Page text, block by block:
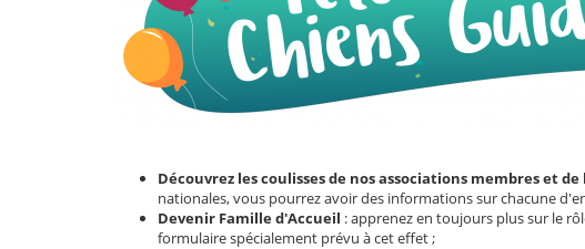
Découvrez les coulisses de nos associations membres et de
nationales, vous pourrez avoir des informations sur chacune
Devenir Famille d'Accueil : apprenez en toujours plus sur le
formulaire spécialement prévu à cet effet ;